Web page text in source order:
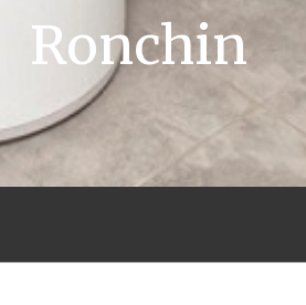
Ronchin